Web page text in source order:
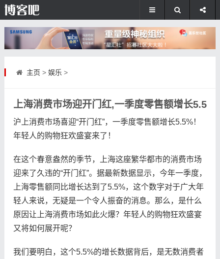
主页 > 娱乐 >
上海消费市场迎开门红,一季度零售额增长5.5
沪上消费市场喜迎“开门红”，一季度零售额增长5.5%！
年轻人的购物狂欢盛宴来了！
在这个春意盎然的季节，上海这座繁华都市的消费市场
迎来了久违的“开门红”。据最新数据显示，今年一季度，
上海零售额同比增长达到了5.5%，这个数字对于广大年
轻人来说，无疑是一个令人振奋的消息。那么，是什么
原因让上海消费市场如此火爆？年轻人的购物狂欢盛宴
又将如何展开呢？
我们要明白，这个5.5%的增长数据背后，是无数消费者